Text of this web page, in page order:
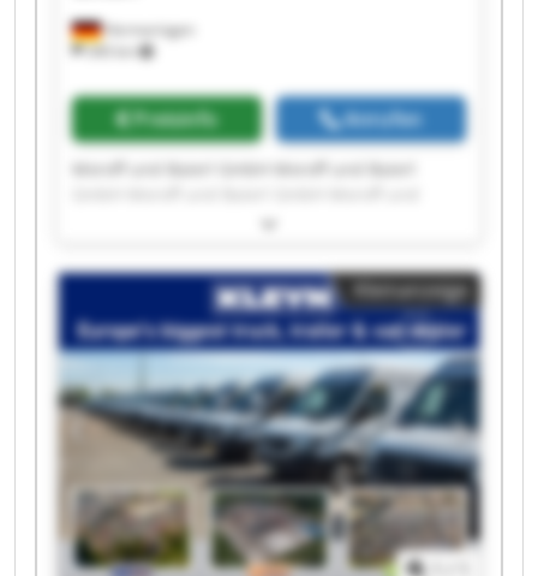
Hermaringen
340 km
Preisinfo Anrufen
Moroff und Baierl GmbH Moroff und Baierl
Baierl GmbH Moroff und Baierl GmbH Moroff
Moroff und Baierl GmbH Moroff und Baierl
GmbH Moroff und Baierl GmbH Moroff und
Baierl GmbH Moroff und Baierl GmbH Moroff
und Baierl GmbH Moroff und Baierl GmbH
Moroff und Baierl GmbH Moroff und Baierl
GmbH Moroff und Baierl GmbH Moroff und
Baierl GmbH Moroff und Baierl GmbH Moroff
und Baierl GmbH
Kleinanzeige